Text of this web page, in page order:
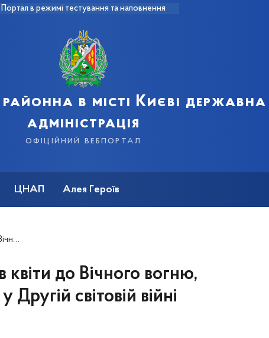
Портал в режимі тестування та наповнення
в місті Києві державна
адміністрація
офіційний вебпортал
ЦНАП Алея Героїв
війні
до Вічного вогню,
світовій війні